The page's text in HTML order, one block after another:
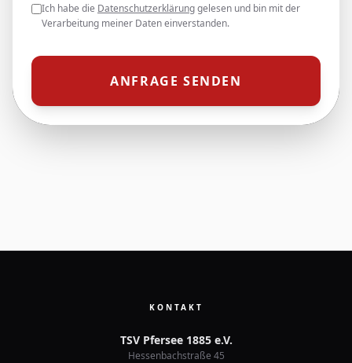
Ich habe die Datenschutzerklärunggelesen und bin mit der
Verarbeitung meiner Daten einverstanden.
ANFRAGE SENDEN
KONTAKT
TSV Pfersee 1885 e.V.
Hessenbachstraße 45